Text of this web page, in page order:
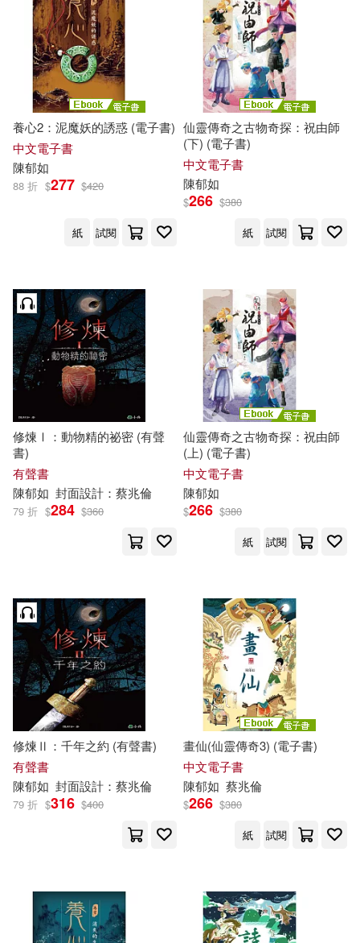
養心2：泥魔妖的誘惑 (電子書)
中文電子書
陳郁如
88 折 $277 $420
紙 試閱
仙靈傳奇之古物奇探：祝由師
(下) (電子書)
中文電子書
陳郁如
$266 $380
紙
試閱
修煉Ⅰ：動物精的祕密 (有聲
書)
有聲書
陳郁如 封面設計：蔡兆倫
79 折 $284 $360
仙靈傳奇之古物奇探：祝由師
(上) (電子書)
中文電子書
陳郁如
$266 $380
紙
試閱
修煉Ⅱ：千年之約 (有聲書)
有聲書
陳郁如 封面設計：蔡兆倫
79 折 $316 $400
畫仙(仙靈傳奇3) (電子書)
中文電子書
陳郁如 蔡兆倫
$266 $380
紙
試閱